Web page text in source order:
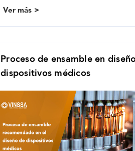
Ver más
Proceso de ensamble en
dispositivos médicos